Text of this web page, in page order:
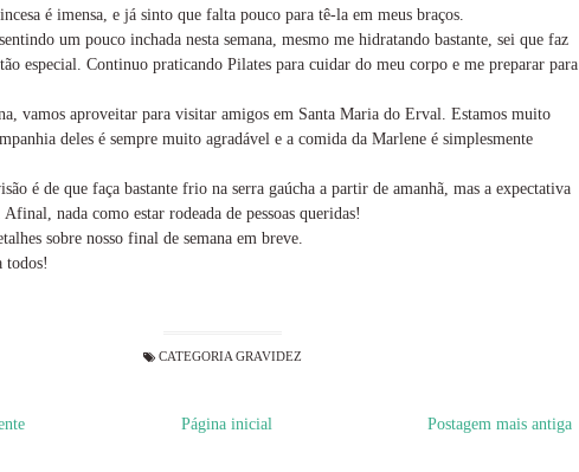
é imensa, e já sinto que falta pouco para tê-la em meus braços.
um pouco inchada nesta semana, mesmo me hidratando bastante, sei que faz
especial. Continuo praticando Pilates para cuidar do meu corpo e me preparar para
vamos aproveitar para visitar amigos em Santa Maria do Erval. Estamos muito
deles é sempre muito agradável e a comida da Marlene é simplesmente
é de que faça bastante frio na serra gaúcha a partir de amanhã, mas a expectativa
nada como estar rodeada de pessoas queridas!
sobre nosso final de semana em breve.
todos!
CATEGORIA GRAVIDEZ
Postagem mais antiga
Página inicial